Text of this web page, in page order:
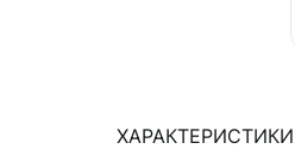
ХАРАКТЕРИСТИКИ